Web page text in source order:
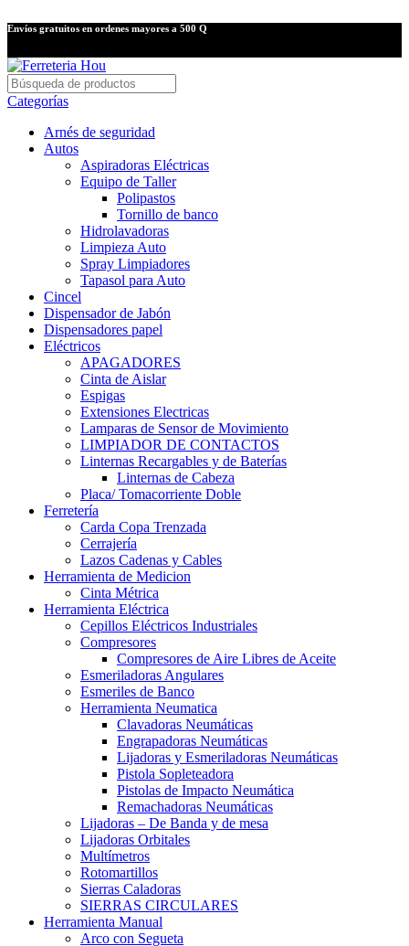
Envíos gratuitos en ordenes mayores a 500 Q
Categorías
Arnés de seguridad
Autos
Aspiradoras Eléctricas
Equipo de Taller
Polipastos
Tornillo de banco
Hidrolavadoras
Limpieza Auto
Spray Limpiadores
Tapasol para Auto
Cincel
Dispensador de Jabón
Dispensadores papel
Eléctricos
APAGADORES
Cinta de Aislar
Espigas
Extensiones Electricas
Lamparas de Sensor de Movimiento
LIMPIADOR DE CONTACTOS
Linternas Recargables y de Baterías
Linternas de Cabeza
Placa/ Tomacorriente Doble
Ferretería
Carda Copa Trenzada
Cerrajería
Lazos Cadenas y Cables
Herramienta de Medicion
Cinta Métrica
Herramienta Eléctrica
Cepillos Eléctricos Industriales
Compresores
Compresores de Aire Libres de Aceite
Esmeriladoras Angulares
Esmeriles de Banco
Herramienta Neumatica
Clavadoras Neumáticas
Engrapadoras Neumáticas
Lijadoras y Esmeriladoras Neumáticas
Pistola Sopleteadora
Pistolas de Impacto Neumática
Remachadoras Neumáticas
Lijadoras – De Banda y de mesa
Lijadoras Orbitales
Multímetros
Rotomartillos
Sierras Caladoras
SIERRAS CIRCULARES
Herramienta Manual
Arco con Segueta